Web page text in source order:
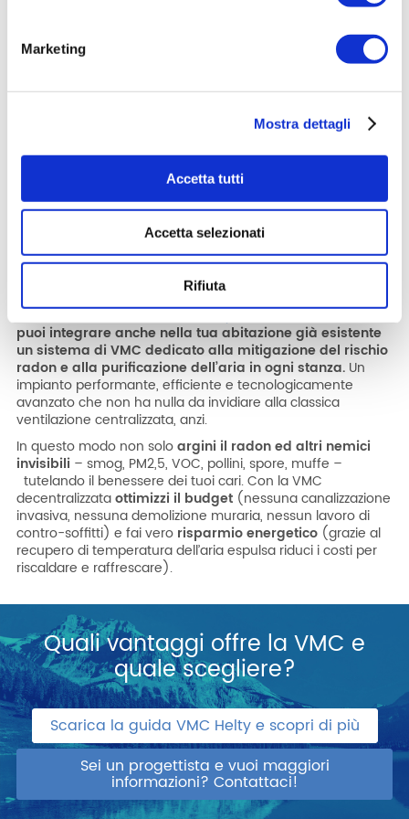
Marketing
Mostra dettagli
Accetta tutti
Accetta selezionati
Rifiuta
Con le innovative unitàVMC Helty Flow della Linea Radon
puoi integrare anche nella tua abitazione già esistente
unsistema di VMC dedicatoalla mitigazione del rischio
radon e alla purificazione dell’aria in ogni stanza. Un
impianto performante, efficiente e tecnologicamente
avanzato che non ha nulla da invidiare alla classica
ventilazione centralizzata, anzi.
In questo modo non soloargini il radon ed altri nemici
invisibili – smog, PM2,5, VOC, pollini, spore, muffe –
tutelando il benessere dei tuoi cari. Con la VMC
decentralizzataottimizzi il budget (nessuna canalizzazione
invasiva, nessuna demolizione muraria, nessun lavoro di
contro-soffitti) e fai vero risparmio energetico (grazie al
recupero di temperatura dell’aria espulsa riduci i costi per
riscaldare e raffrescare).
Quali vantaggi offre la VMC e
quale scegliere?
Scarica la guida VMC Helty e scopri di più
Sei un progettista e vuoi maggiori
informazioni? Contattaci!